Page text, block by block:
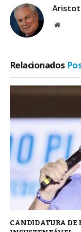
Site
Relacionados
CANDIDATURA DE